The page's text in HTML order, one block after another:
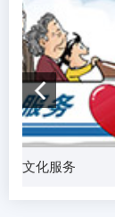
文化服务